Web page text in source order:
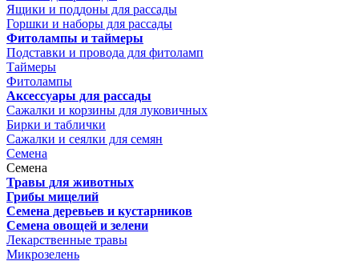
Ящики и поддоны для рассады
Горшки и наборы для рассады
Фитолампы и таймеры
Подставки и провода для фитоламп
Таймеры
Фитолампы
Аксессуары для рассады
Сажалки и корзины для луковичных
Бирки и таблички
Сажалки и сеялки для семян
Семена
Семена
Травы для животных
Грибы мицелий
Семена деревьев и кустарников
Семена овощей и зелени
Лекарственные травы
Микрозелень